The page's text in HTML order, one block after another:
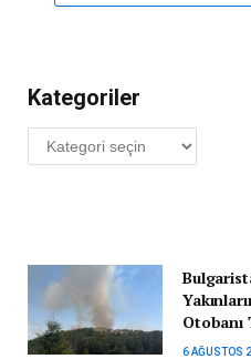
Kategoriler
Kategoriler
Otobanı
6 AĞUSTOS